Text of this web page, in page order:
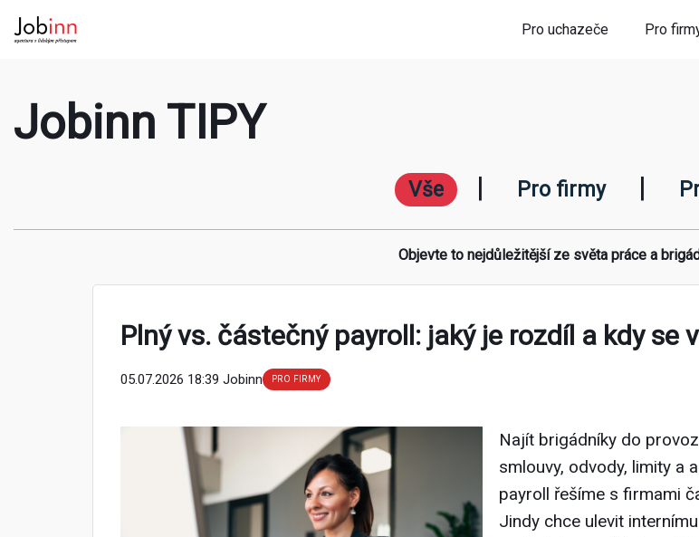
Pro uchazeče Pro
Jobinn TIPY
Vše | Pro firmy |
Objevte to nejdůležitější ze světa práce a
Plný vs. částečný payroll: jaký je rozdíl a kdy se
05.07.2026 18:39 Jobinn PRO FIRMY
Najít brigádníky do
smlouvy, odvody, limity a
payroll řešíme s firmami
Jindy chce ulevit